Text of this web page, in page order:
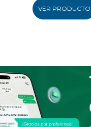
VER PRODUCTO